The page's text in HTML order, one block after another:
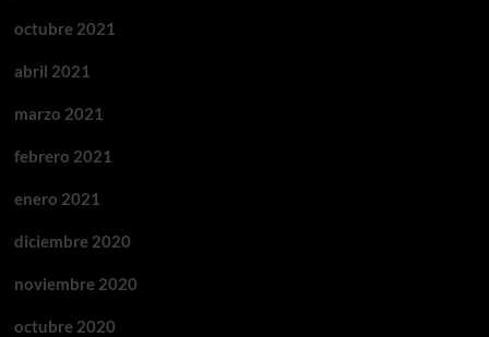
octubre 2021
abril 2021
marzo 2021
febrero 2021
enero 2021
diciembre 2020
noviembre 2020
octubre 2020